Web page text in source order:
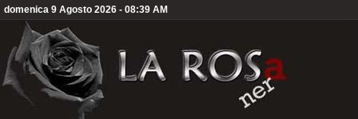
domenica 9 Agosto 2026 - 08:39 AM